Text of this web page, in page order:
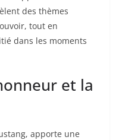
des thèmes
tout en
dans les moments
et la
apporte une